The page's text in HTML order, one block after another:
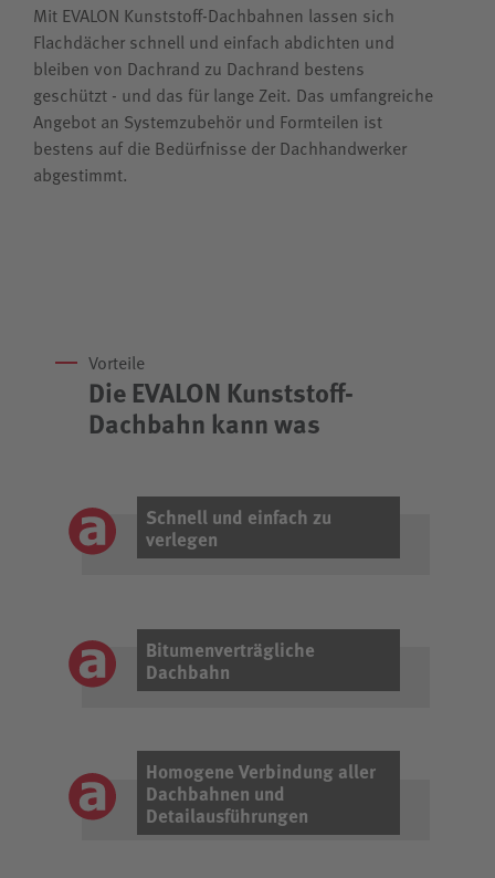
Mit EVALON Kunststoff-Dachbahnen lassen sich
Flachdächer schnell und einfach abdichten und
bleiben von Dachrand zu Dachrand bestens
geschützt - und das für lange Zeit. Das umfangreiche
Angebot an Systemzubehör und Formteilen ist
bestens auf die Bedürfnisse der Dachhandwerker
abgestimmt.
Vorteile
Die EVALON Kunststoff-
Dachbahn kann was
Schnell und einfach zu
verlegen
Bitumenverträgliche
Dachbahn
Homogene Verbindung aller
Dachbahnen und
Detailausführungen